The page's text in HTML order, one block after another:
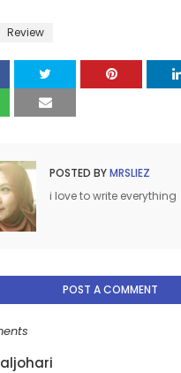
Review
POSTED BYMRSLIEZ
i love to write everything
POST A COMMENT